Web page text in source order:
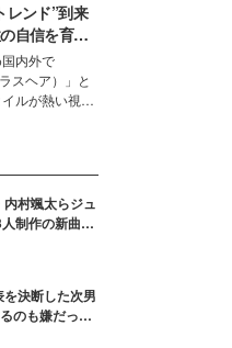
ィブディレク
一人ひとりの
力を引き出す
女性たちに勇
ている。
レンド”到来
自信を育む
って？
内外で
スヘア）」と
ルが熱い視線
美しさ”に改
えている様
憧れの艶やか
、美容好きの
村颯太らジュ
制作の新曲＆
ネプロレポ】
決断した次男
のも嫌だっ